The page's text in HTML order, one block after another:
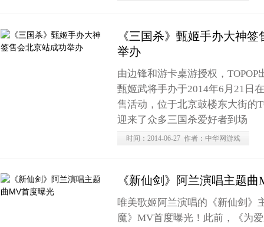
《三国杀》甄姬手办大神
举办
由边锋和游卡桌游授权，TOPOP
甄姬武将手办于2014年6月21日
售活动，位于北京鼓楼东大街的
迎来了众多三国杀爱好者到场
时间：2014-06-27 作者：中华网游戏
《新仙剑》阿兰演唱主题
唯美歌姬阿兰演唱的《新仙剑》
魔》MV首度曝光！此前，《为